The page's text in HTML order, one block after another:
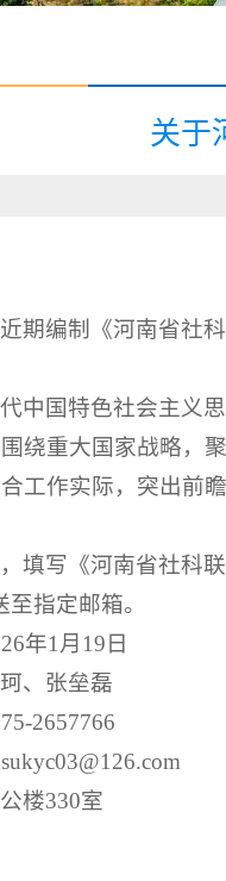
关于
期编制《河南省社
中国特色社会主义
绕重大国家战略，
工作实际，突出前
填写《河南省社科
指定邮箱。
年1月19日
、张垒磊
2657766
楼330室